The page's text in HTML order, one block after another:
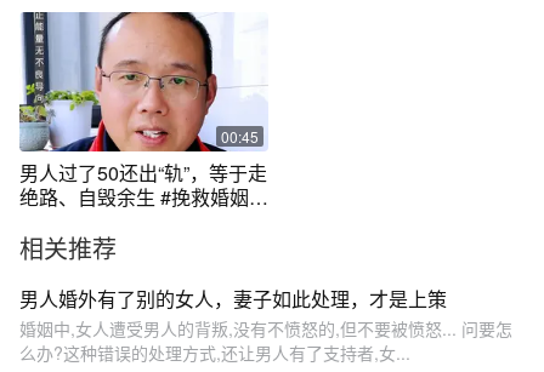
00:45
男人过了50还出“轨”，等于走
绝路、自毁余生 #挽救婚姻 #
相关推荐
男人婚外有了别的女人，妻子如此处理，才是上策
婚姻中,女人遭受男人的背叛,没有不愤怒的,但不要被愤怒... 问要怎
么办?这种错误的处理方式,还让男人有了支持者,女...